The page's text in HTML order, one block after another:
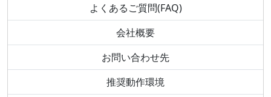
よくあるご質問(FAQ)
会社概要
お問い合わせ先
推奨動作環境